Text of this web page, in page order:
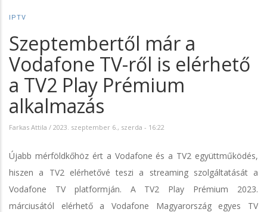
IPTV
Szeptembertől már a
Vodafone TV-ről is elérhető
a TV2 Play Prémium
alkalmazás
Farkas Attila / 2023. szeptember 6., szerda - 16:22
Újabb mérföldkőhöz ért a Vodafone és a TV2 együttműködés,
hiszen a TV2 elérhetővé teszi a streaming szolgáltatását a
Vodafone TV platformján. A TV2 Play Prémium 2023.
márciusától elérhető a Vodafone Magyarország egyes TV